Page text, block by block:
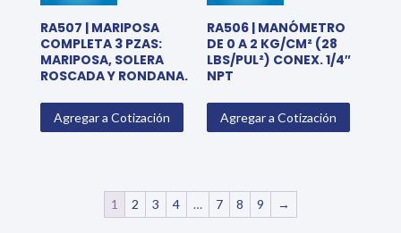
RA507 | MARIPOSA
COMPLETA 3 PZAS:
MARIPOSA, SOLERA
ROSCADA Y RONDANA.
Agregar a Cotización
RA506 | MANÓMETRO
DE 0 A 2 KG/CM² (28
LBS/PUL²) CONEX. 1/4″
NPT
Agregar a Cotización
1 2 3 4 … 7 8 9 →